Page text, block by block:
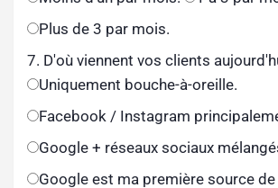
Plus de 3 par mois.
7. D'où viennent vos clients
Uniquement bouche-à-oreille.
Facebook / Instagram
Google + réseaux sociaux
Google est ma première source